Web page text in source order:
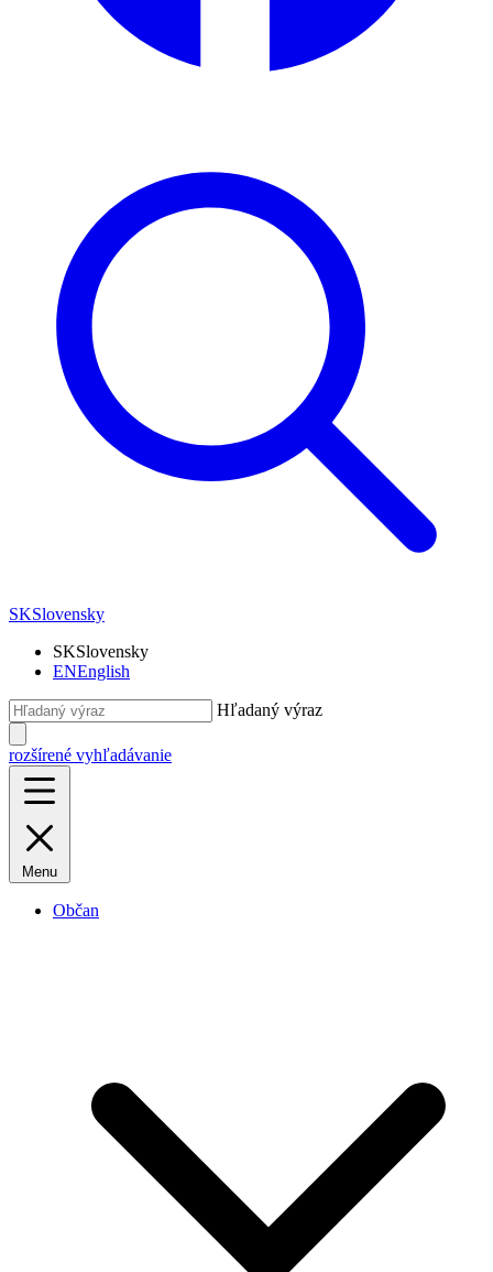
SKSlovensky
SKSlovensky
ENEnglish
Hľadaný výraz
rozšírené vyhľadávanie
Menu
Občan